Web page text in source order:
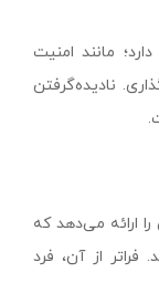
مانند امنیت
نادیده‌گرفتن
ارائه می‌دهد که
فراتر از آن، فرد